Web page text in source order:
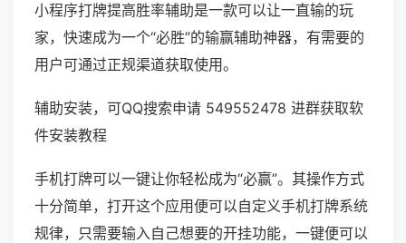
小程序打牌提高胜率辅助是一款可以让一直输的玩
家，快速成为一个“必胜”的输赢辅助神器，有需要的
用户可通过正规渠道获取使用。
辅助安装，可QQ搜索申请 549552478 进群获取软
件安装教程
手机打牌可以一键让你轻松成为“必赢”。其操作方式
十分简单，打开这个应用便可以自定义手机打牌系统
规律，只需要输入自己想要的开挂功能，一键便可以